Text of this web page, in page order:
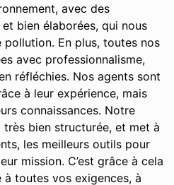
avec des
bien élaborées, qui nous
pollution. En plus, toutes nos
avec professionnalisme,
réfléchies. Nos agents sont
à leur expérience, mais
connaissances. Notre
bien structurée, et met à
les meilleurs outils pour
mission. C’est grâce à cela
à toutes vos exigences, à